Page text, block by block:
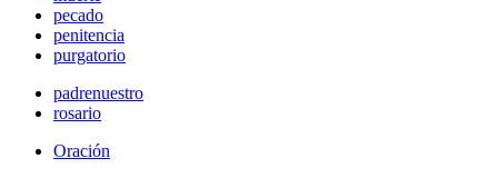
pecado
penitencia
purgatorio
padrenuestro
rosario
Oración